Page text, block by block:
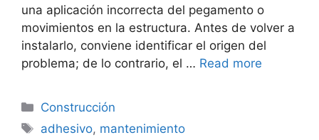
una aplicación incorrecta del pegamento o
movimientos en la estructura. Antes de volver a
instalarlo, conviene identificar el origen del
problema; de lo contrario, el … Read more
Categorías
Construcción
Etiquetas
adhesivo, mantenimiento